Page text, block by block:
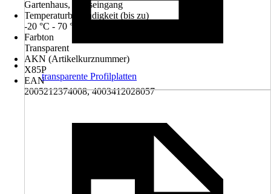
Gartenhaus, Hauseingang
Temperaturbeständigkeit (bis zu)
-20 °C - 70 °C
Farbton
Transparent
AKN (Artikelkurznummer)
X85P
EAN
2005212374008, 4003412028057
transparente Profilplatten